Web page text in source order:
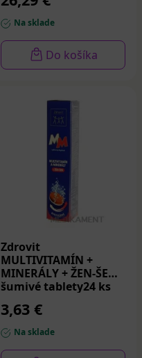
Na sklade
Do košíka
Zdrovit
MULTIVITAMÍN +
MINERÁLY + ŽEN-ŠEN
šumivé tablety24 ks
3,63 €
Na sklade